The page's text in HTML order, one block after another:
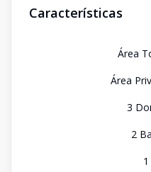
Características
Área
Área
3
2
1